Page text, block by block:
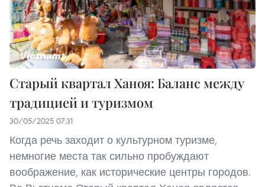
Старый квартал Ханоя: Баланс между
традицией и туризмом
30/05/2025 07:31
Когда речь заходит о культурном туризме,
немногие места так сильно пробуждают
воображение, как исторические центры городов.